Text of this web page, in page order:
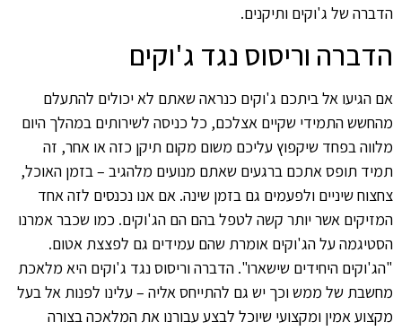
הדברה של ג'וקים ותיקנים.
הדברה וריסוס נגד ג'וקים
אם הגיעו אל ביתכם ג'וקים כנראה שאתם לא יכולים להתעלם
מהחשש התמידי שקיים אצלכם, כל כניסה לשירותים במהלך היום
מלווה בפחד שיקפוץ עליכם משום מקום תיקן כזה או אחר, זה
תמיד תופס אתכם ברגעים שאתם מנועים מלהגיב – בזמן האוכל,
צחצוח שיניים ולפעמים גם בזמן שינה. אם אנו נכנסים לזה אחד
המזיקים אשר יותר קשה לטפל בהם הם הג'וקים. כמו שכבר אמרנו
הסטיגמה על הג'וקים אומרת שהם עמידים גם לפצצת אטום.
"הג'וקים היחידים שישארו". הדברה וריסוס נגד ג'וקים היא מלאכת
מחשבת של ממש וכך יש גם להתייחס אליה – עלינו לפנות אל בעל
מקצוע אמין ומקצועי שיוכל לבצע עבורנו את המלאכה בצורה